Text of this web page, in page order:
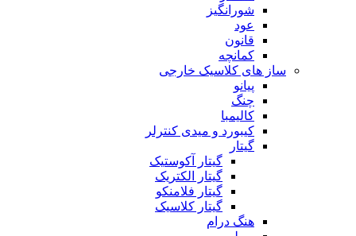
شورانگیز
عود
قانون
کمانچه
ساز های کلاسیک خارجی
پیانو
چنگ
کالیمبا
کیبورد و میدی کنترلر
گیتار
گیتار آکوستیک
گیتار الکتریک
گیتار فلامنکو
گیتار کلاسیک
هنگ درام